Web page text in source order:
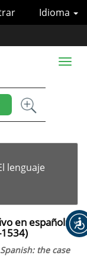
Idioma
Toggle
lenguaje
en español:
the case